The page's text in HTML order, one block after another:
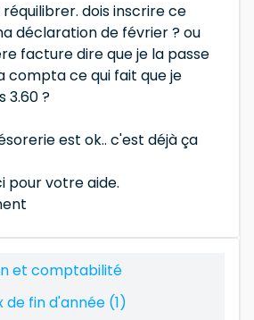
dois inscrire ce
déclaration de février ? ou
facture dire que je la passe
compta ce qui fait que je
3.60 ?
est ok.. c'est déjà ça
pour votre aide.
et comptabilité
de fin d'année (1)